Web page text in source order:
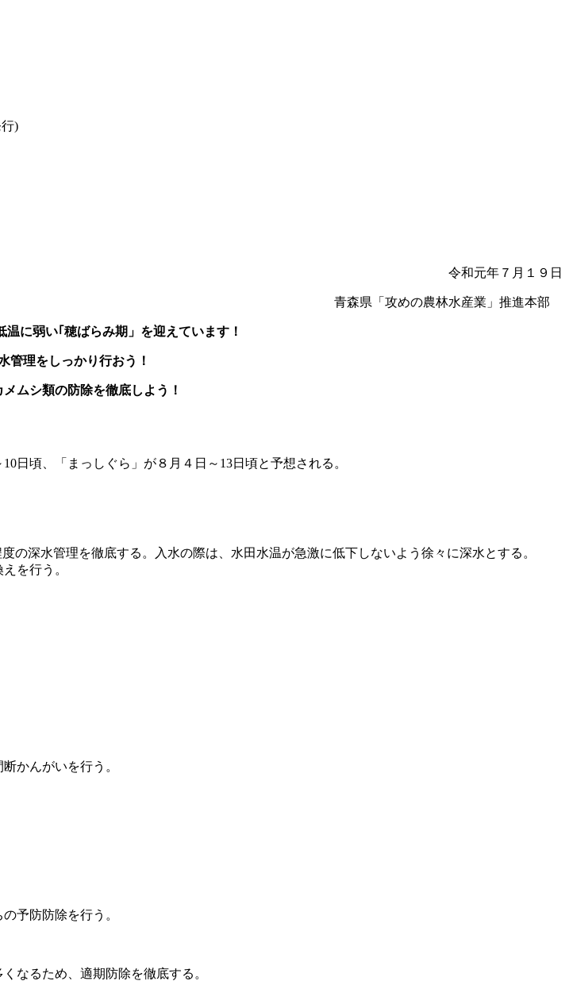
)
令和元年７月１９日
青森県「攻めの農林水産業」推進本部
に弱い｢穂ばらみ期」を迎えています！
管理をしっかり行おう！
ムシ類の防除を徹底しよう！
日頃、「まっしぐら」が８月４日～13日頃と予想される。
深水管理を徹底する。入水の際は、水田水温が急激に低下しないよう徐々に深水とする。
を行う。
かんがいを行う。
予防防除を行う。
なるため、適期防除を徹底する。